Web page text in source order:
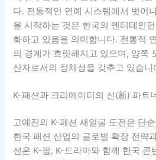
다. 전통적인 연예 시스템에서 벗어
을 시작하는 것은 한국의 엔터테인
화하고 있음을 의미합니다. 전통적
의 경계가 흐릿해지고 있으며, 양쪽
산자로서의 정체성을 갖추고 있습니
K-패션과 크리에이터의 신(新) 파트
고예진의 K-패션 새얼굴 도전은 단
한국 패션 산업의 글로벌 확장 전략
션은 K-팝, K-드라마와 함께 한국 콘